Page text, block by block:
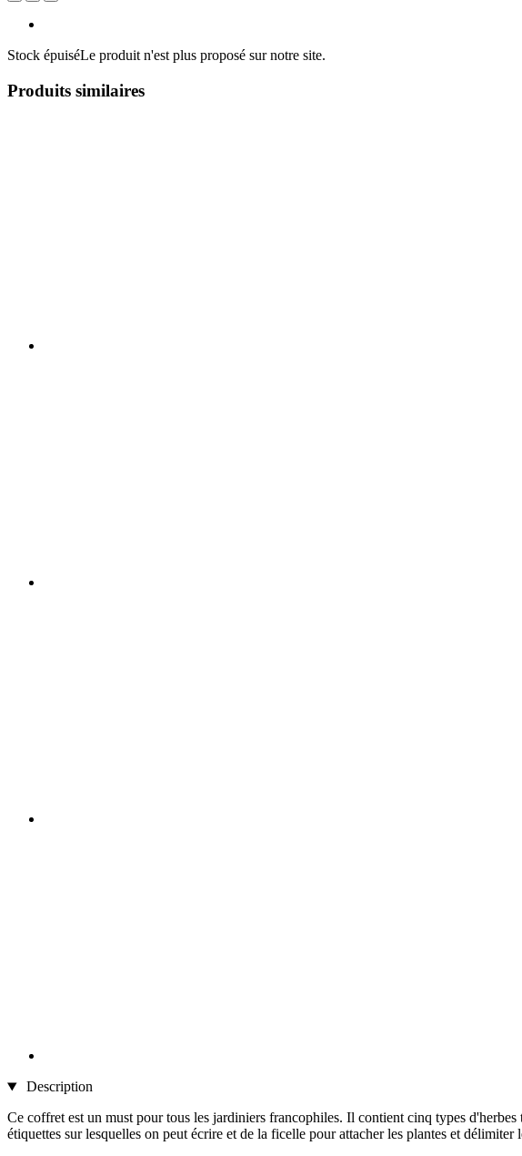
Stock épuiséLe produit n'est plus proposé sur notre site.
Produits similaires
Description
Ce coffret est un must pour tous les jardiniers francophiles. Il contient cinq types
étiquettes sur lesquelles on peut écrire et de la ficelle pour attacher les plantes et